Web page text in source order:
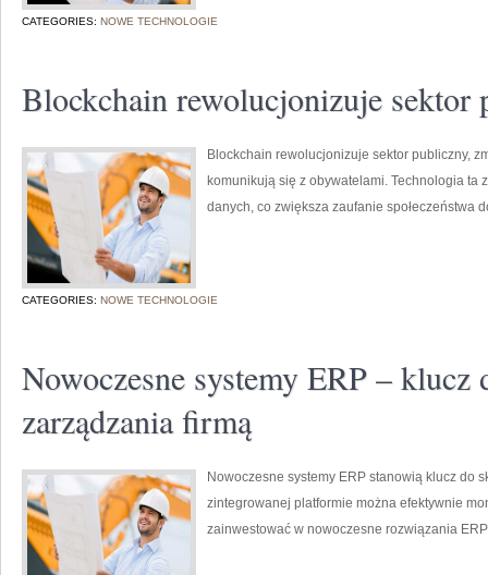
CATEGORIES: NOWE TECHNOLOGIE
Blockchain rewolucjonizuje sektor
Blockchain rewolucjonizuje sektor publiczny,
komunikują się z obywatelami. Technologia
danych, co zwiększa zaufanie społeczeństwa
CATEGORIES: NOWE TECHNOLOGIE
Nowoczesne systemy ERP – klucz
zarządzania firmą
Nowoczesne systemy ERP stanowią klucz do
zintegrowanej platformie można efektywnie
zainwestować w nowoczesne rozwiązania